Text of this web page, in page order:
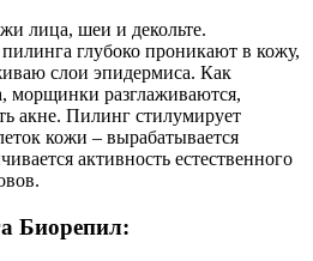
лица, шеи и декольте.
глубоко проникают в кожу,
слои эпидермиса. Как
морщинки разглаживаются,
акне. Пилинг стилумирует
кожи – вырабатывается
активность естественного
Биорепил: